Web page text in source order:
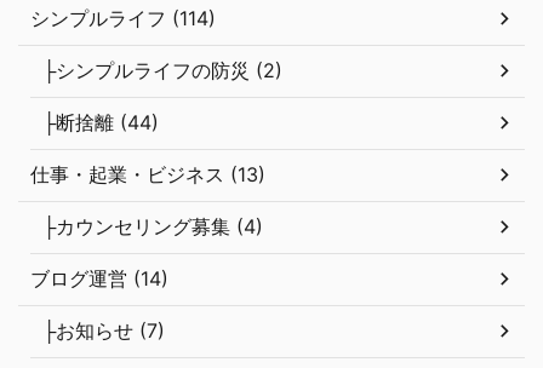
シンプルライフ (114)
├シンプルライフの防災 (2)
├断捨離 (44)
仕事・起業・ビジネス (13)
├カウンセリング募集 (4)
ブログ運営 (14)
├お知らせ (7)